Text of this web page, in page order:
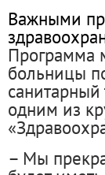
Важными
Программа
больницы
санитарный
одним из
– Мы